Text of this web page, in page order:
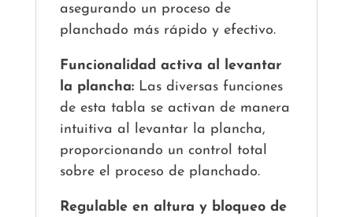
asegurando un proceso de
planchado más rápido y efectivo.
Funcionalidad activa al levantar
la plancha: Las diversas funciones
de esta tabla se activan de manera
intuitiva al levantar la plancha,
proporcionando un control total
sobre el proceso de planchado.
Regulable en altura y bloqueo de